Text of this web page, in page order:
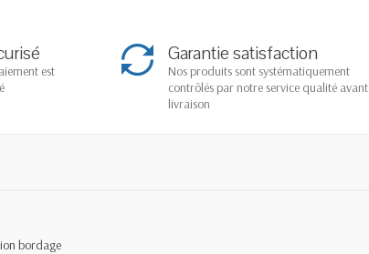
est
Garantie satisfaction
Nos produits sont systématiquement
contrôlés par notre service qualité avant
livraison
bordage